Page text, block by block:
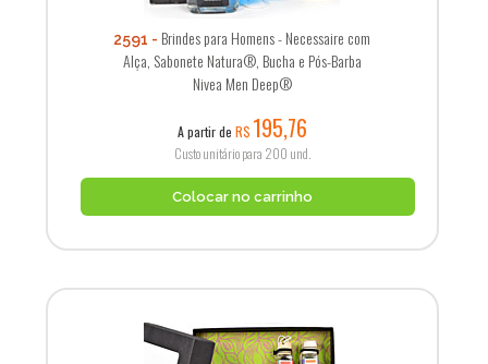
2591
Brindes para Homens - Necessaire com
Alça, Sabonete Natura®, Bucha e Pós-Barba
Nivea Men Deep®
A partir de R$ 195,76
Custo unitário para 200 und.
Colocar no carrinho